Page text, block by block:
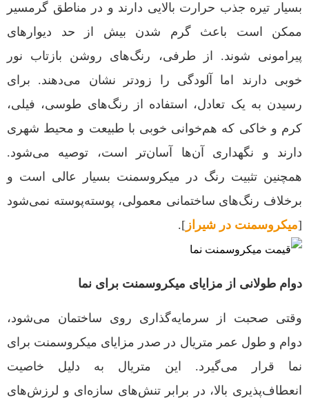
بسیار تیره جذب حرارت بالایی دارند و در مناطق گرمسیر
ممکن است باعث گرم شدن بیش از حد دیوارهای
پیرامونی شوند. از طرفی، رنگ‌های روشن بازتاب نور
خوبی دارند اما آلودگی را زودتر نشان می‌دهند. برای
رسیدن به یک تعادل، استفاده از رنگ‌های طوسی، فیلی،
کرم و خاکی که هم‌خوانی خوبی با طبیعت و محیط شهری
دارند و نگهداری آن‌ها آسان‌تر است، توصیه می‌شود.
همچنین تثبیت رنگ در میکروسمنت بسیار عالی است و
برخلاف رنگ‌های ساختمانی معمولی، پوسته‌پوسته نمی‌شود
[میکروسمنت در شیراز ].
دوام طولانی از مزایای میکروسمنت برای نما
وقتی صحبت از سرمایه‌گذاری روی ساختمان می‌شود،
دوام و طول عمر متریال در صدر مزایای میکروسمنت برای
نما قرار می‌گیرد. این متریال به دلیل خاصیت
انعطاف‌پذیری بالا، در برابر تنش‌های سازه‌ای و لرزش‌های